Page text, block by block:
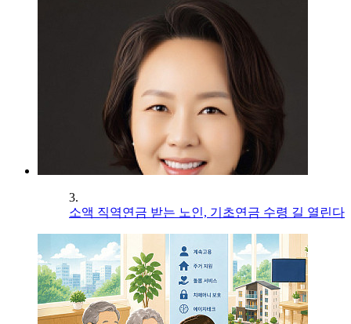
3.
소액 직역연금 받는 노인, 기초연금 수령 길 열린다